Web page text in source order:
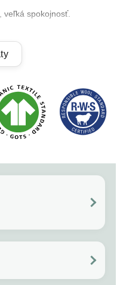
veľká spokojnosť.
dodanie.